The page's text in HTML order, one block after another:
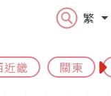
繁
近畿 關東